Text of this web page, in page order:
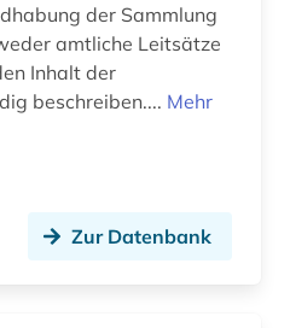
der Sammlung
amtliche Leitsätze
Inhalt der
beschreiben.... Mehr
Zur Datenbank